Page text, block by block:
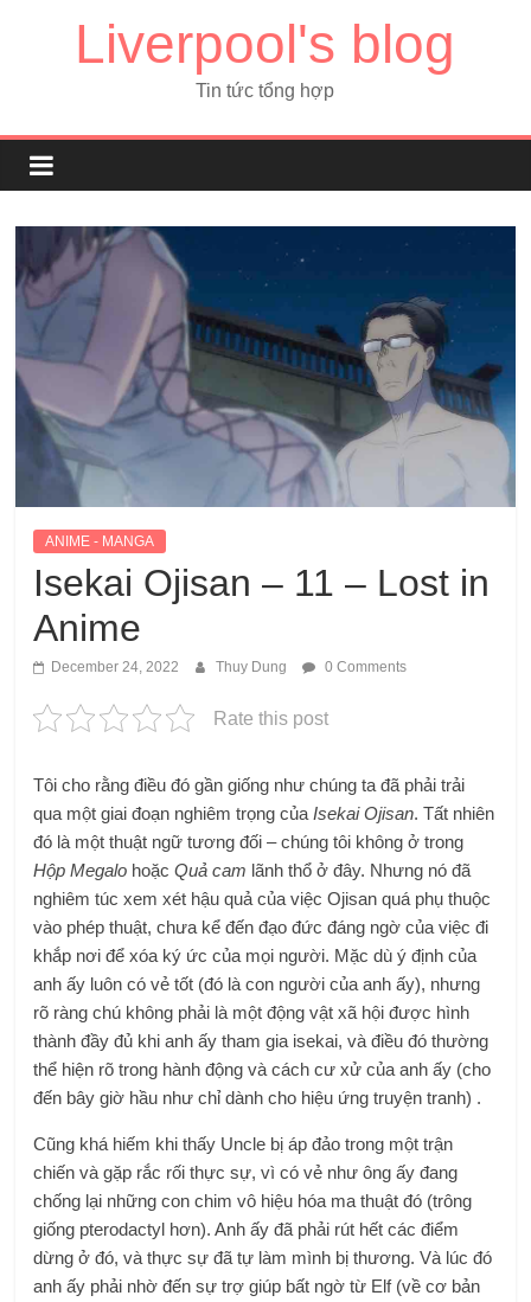
Liverpool's blog
Tin tức tổng hợp
ANIME - MANGA
Isekai Ojisan – 11 – Lost in
Anime
December 24, 2022 Thuy Dung 0 Comments
Rate this post
Tôi cho rằng điều đó gần giống như chúng ta đã phải trải
qua một giai đoạn nghiêm trọng củaIsekai Ojisan. Tất nhiên
đó là một thuật ngữ tương đối – chúng tôi không ở trong
Hộp Megalo hoặcQuả cam lãnh thổ ở đây. Nhưng nó đã
nghiêm túc xem xét hậu quả của việc Ojisan quá phụ thuộc
vào phép thuật, chưa kể đến đạo đức đáng ngờ của việc đi
khắp nơi để xóa ký ức của mọi người. Mặc dù ý định của
anh ấy luôn có vẻ tốt (đó là con người của anh ấy), nhưng
rõ ràng chú không phải là một động vật xã hội được hình
thành đầy đủ khi anh ấy tham gia isekai, và điều đó thường
thể hiện rõ trong hành động và cách cư xử của anh ấy (cho
đến bây giờ hầu như chỉ dành cho hiệu ứng truyện tranh) .
Cũng khá hiếm khi thấy Uncle bị áp đảo trong một trận
chiến và gặp rắc rối thực sự, vì có vẻ như ông ấy đang
chống lại những con chim vô hiệu hóa ma thuật đó (trông
giống pterodactyl hơn). Anh ấy đã phải rút hết các điểm
dừng ở đó, và thực sự đã tự làm mình bị thương. Và lúc đó
anh ấy phải nhờ đến sự trợ giúp bất ngờ từ Elf (về cơ bản